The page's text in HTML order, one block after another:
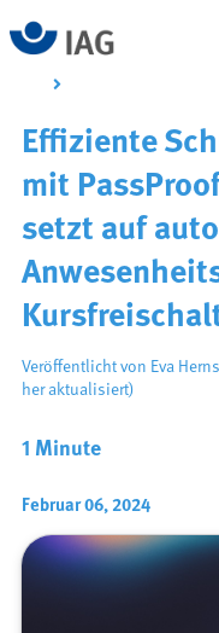
1 Minute
Februar 06, 2024
Effiziente
mit
setzt auf
Veröffentlicht von Eva
her aktualisiert)